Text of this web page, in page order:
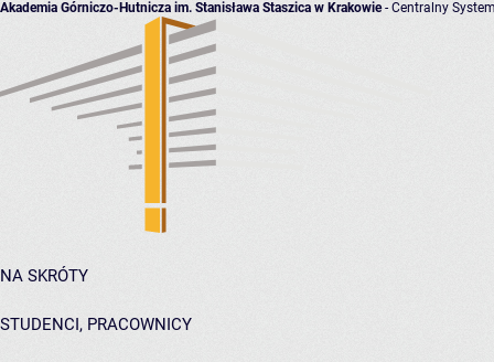
Akademia Górniczo-Hutnicza im. Stanisława Staszica w Krakowie- Centralny
NA SKRÓTY
STUDENCI, PRACOWNICY